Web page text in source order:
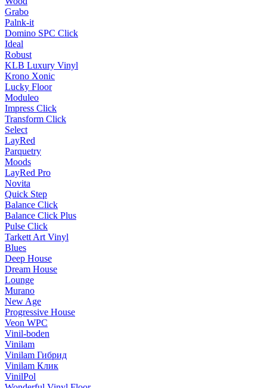
Grabo
Palnk-it
Domino SPC Click
Ideal
Robust
KLB Luxury Vinyl
Krono Xonic
Lucky Floor
Moduleo
Impress Click
Transform Click
Select
LayRed
Parquetry
Moods
LayRed Pro
Novita
Quick Step
Balance Click
Balance Click Plus
Pulse Click
Tarkett Art Vinyl
Blues
Deep House
Dream House
Lounge
Murano
New Age
Progressive House
Veon WPC
Vinil-boden
Vinilam
Vinilam Гибрид
Vinilam Клик
VinilPol